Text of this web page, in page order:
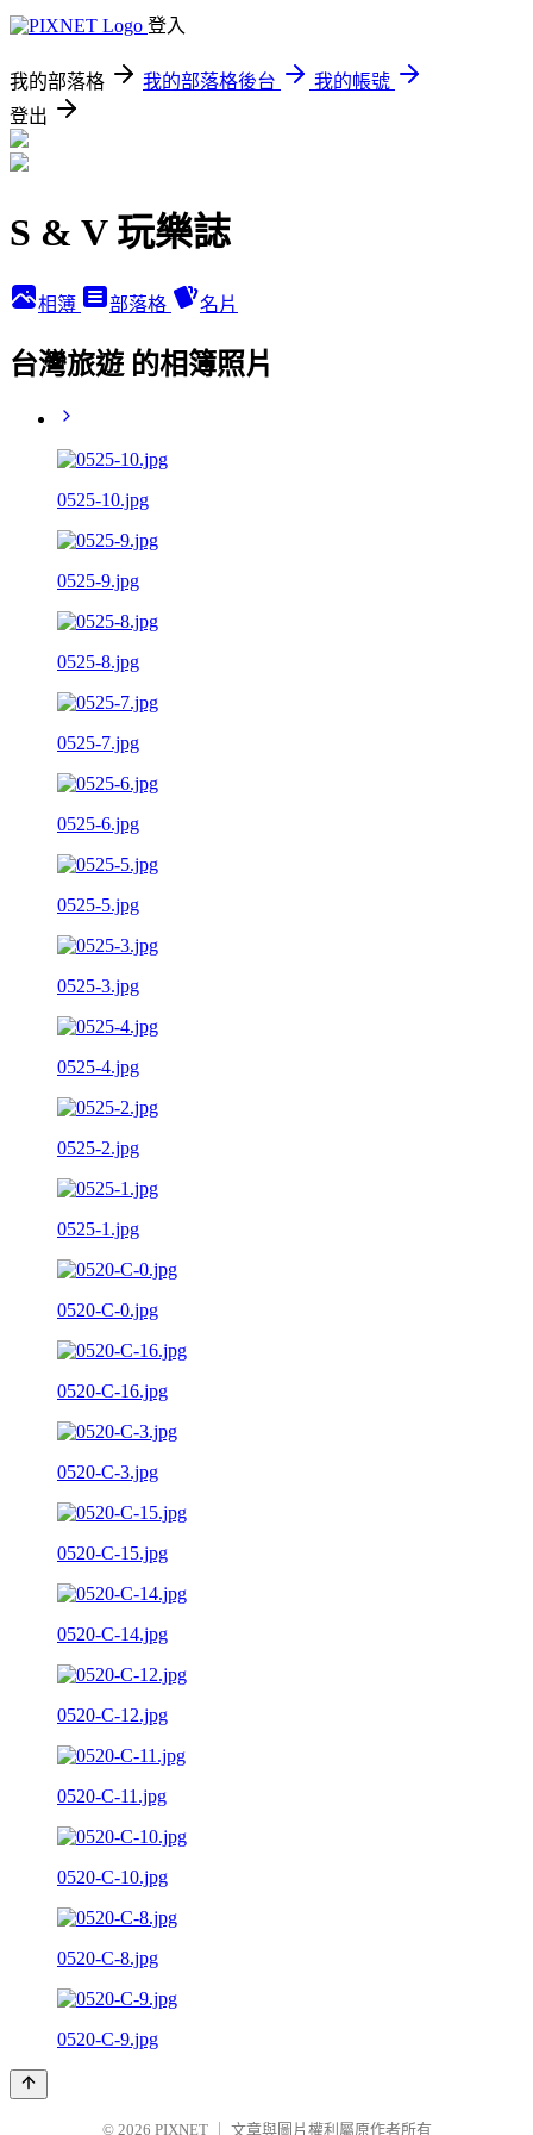
登入
我的部落格 我的部落格後台
我的帳號
登出
S & V 玩樂誌
相簿 部落格 名片
台灣旅遊 的相簿照片
0525-10.jpg
0525-9.jpg
0525-8.jpg
0525-7.jpg
0525-6.jpg
0525-5.jpg
0525-3.jpg
0525-4.jpg
0525-2.jpg
0525-1.jpg
0520-C-0.jpg
0520-C-16.jpg
0520-C-3.jpg
0520-C-15.jpg
0520-C-14.jpg
0520-C-12.jpg
0520-C-11.jpg
0520-C-10.jpg
0520-C-8.jpg
0520-C-9.jpg
© 2026 PIXNET 文章與圖片權利屬原作者所有